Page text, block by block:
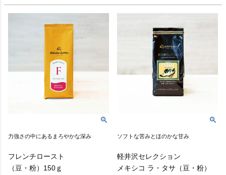
力強さの中にあるまろやかな深み
フレンチロースト
（豆・粉）150ｇ
ソフトな苦みとほのかな甘み
軽井沢セレクション
メキシコ ラ・タサ（豆・粉）